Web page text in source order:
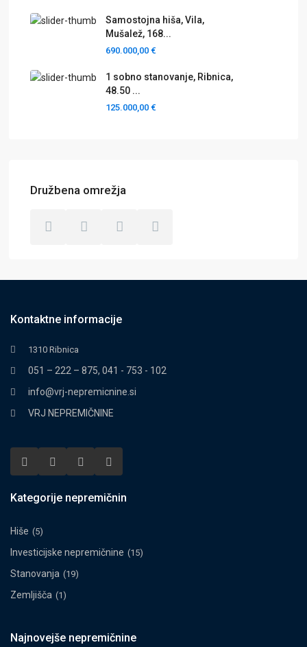
Samostojna hiša, Vila,
Mušalež, 168...
690.000,00 €
1 sobno stanovanje, Ribnica,
48.50 ...
125.000,00 €
Družbena omrežja
Kontaktne informacije
1310 Ribnica
051 – 222 – 875, 041 - 753 - 102
info@vrj-nepremicnine.si
VRJ NEPREMIČNINE
Kategorije nepremičnin
Hiše (5)
Investicijske nepremičnine (15)
Stanovanja (19)
Zemljišča (1)
Najnovejše nepremičnine